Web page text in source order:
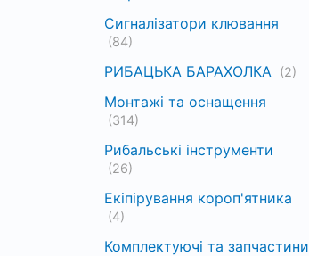
Сигналізатори клювання
(84)
РИБАЦЬКА БАРАХОЛКА (2)
Монтажі та оснащення
(314)
Рибальські інструменти
(26)
Екіпірування короп'ятника
(4)
Комплектуючі та запчастини